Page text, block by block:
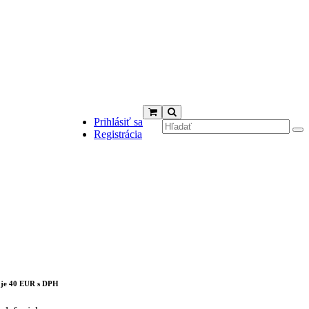
Prihlásiť sa
Registrácia
40 EUR s DPH